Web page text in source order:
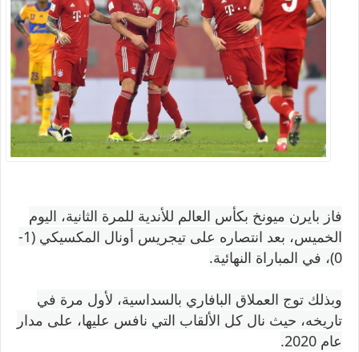
فاز بايرن ميونخ بكأس العالم للأندية للمرة الثانية، اليوم
الخميس، بعد انتصاره على تيجريس أونال المكسيكي (1-
0)، في المباراة النهائية.
وبذلك توج العملاق البافاري بالسداسية، لأول مرة في
تاريخه، حيث نال كل الألقاب التي نافس عليها، على مدار
عام 2020.